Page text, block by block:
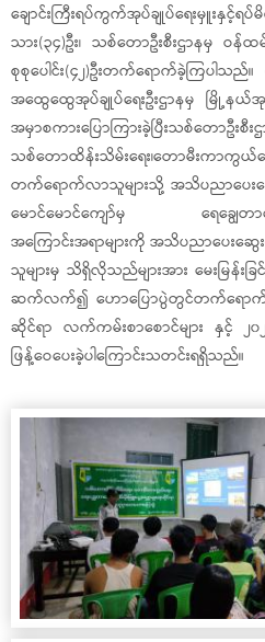
ချောင်းကြီးရပ်ကွက်အုပ်ချုပ်ရေးမှူးနှ
သား(၃၄)ဦး၊ သစ်တောဦးစီးဌာနမှ ဝန်ထမ်း(
စုစုပေါင်း(၄၂)ဦးတက်ရောက်ခဲ့ကြပါသ
အထွေထွေအုပ်ချုပ်ရေးဦးဌာနမှ မြို့နယ်
အမှာစကားပြောကြားခဲ့ပြီးသစ်တောဦ
သစ်တောထိန်းသိမ်းရေး၊တောမီးကာကွယ်ရေ
တက်ရောက်လာသူများသို့ အသိပညာပေးဆွေ
မောင်မောင်ကျော်မှ ရေချွေတာရေး
အကြောင်းအရာများကို အသိပညာပေးဆွေ
သူများမှ သိရှိလိုသည်များအား မေးမြန်းခ
ဆက်လက်၍ ဟောပြောပွဲတွင်တက်ရောက်လာ
ဆိုင်ရာ လက်ကမ်းစာစောင်များ နှင့် ၂၀၂
ဖြန့်ဝေပေးခဲ့ပါကြောင်းသတင်းရရှိသည်။